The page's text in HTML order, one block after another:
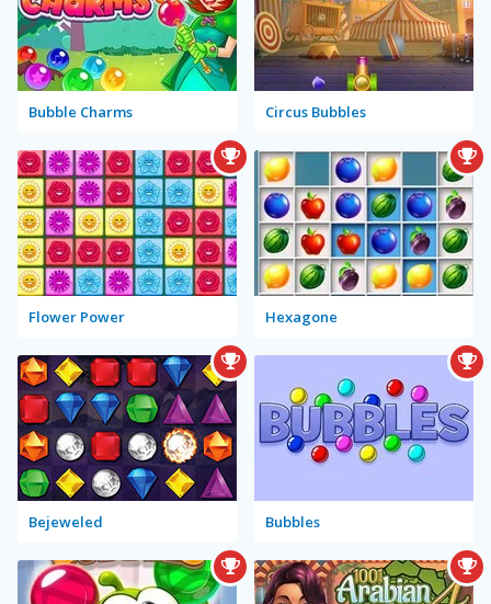
Bubble Charms Circus Bubbles
Flower Power Hexagone
Bejeweled Bubbles